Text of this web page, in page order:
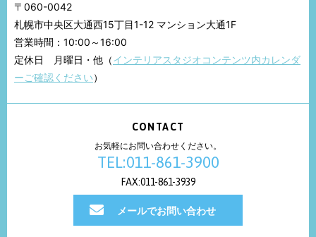
〒060-0042
札幌市中央区大通西15丁目1-12 マンション大通1F
営業時間：10:00～16:00
定休日 月曜日・他（インテリアスタジオコンテンツ内カレンダ
ーご確認ください）
CONTACT
お気軽にお問い合わせください。
TEL:011-861-3900
FAX:011-861-3939
メールでお問い合わせ